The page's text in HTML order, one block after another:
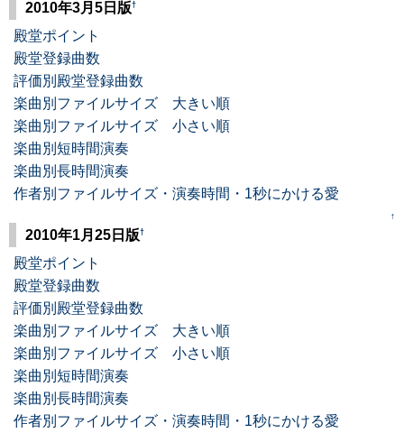
2010年3月5日版†
殿堂ポイント
殿堂登録曲数
評価別殿堂登録曲数
楽曲別ファイルサイズ 大きい順
楽曲別ファイルサイズ 小さい順
楽曲別短時間演奏
楽曲別長時間演奏
作者別ファイルサイズ・演奏時間・1秒にかける愛
↑
2010年1月25日版†
殿堂ポイント
殿堂登録曲数
評価別殿堂登録曲数
楽曲別ファイルサイズ 大きい順
楽曲別ファイルサイズ 小さい順
楽曲別短時間演奏
楽曲別長時間演奏
作者別ファイルサイズ・演奏時間・1秒にかける愛